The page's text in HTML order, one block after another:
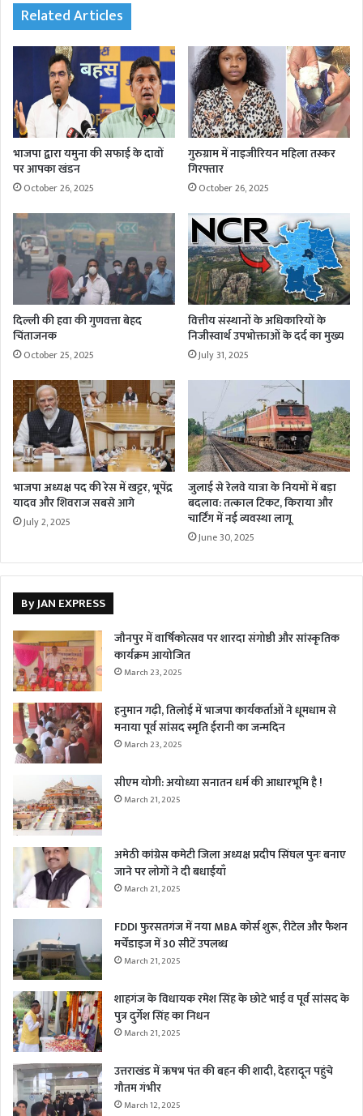
Related Articles
भाजपा द्वारा यमुना की सफाई के दावों
पर आपका खंडन
October 26, 2025
गुरुग्राम में नाइजीरियन महिला तस्कर
गिरफ्तार
October 26, 2025
दिल्ली की हवा की गुणवत्ता बेहद
चिंताजनक
October 25, 2025
वित्तीय संस्थानों के अधिकारियों के
निजीस्वार्थ उपभोक्ताओं के दर्द का मुख्य
July 31, 2025
भाजपा अध्यक्ष पद की रेस में खट्टर, भूपेंद्र
यादव और शिवराज सबसे आगे
July 2, 2025
जुलाई से रेलवे यात्रा के नियमों में बड़ा
बदलाव: तत्काल टिकट, किराया और
चार्टिंग में नई व्यवस्था लागू
June 30, 2025
By JAN EXPRESS
जौनपुर में वार्षिकोत्सव पर शारदा संगोष्ठी और सांस्कृतिक
कार्यक्रम आयोजित
March 23, 2025
हनुमान गढ़ी, तिलोई में भाजपा कार्यकर्ताओं ने धूमधाम से
मनाया पूर्व सांसद स्मृति ईरानी का जन्मदिन
March 23, 2025
सीएम योगी: अयोध्या सनातन धर्म की आधारभूमि है !
March 21, 2025
अमेठी कांग्रेस कमेटी जिला अध्यक्ष प्रदीप सिंघल पुनः बनाए
जाने पर लोगों ने दी बधाईयाँ
March 21, 2025
FDDI फुरसतगंज में नया MBA कोर्स शुरू, रीटेल और फैशन
मर्चेंडाइज में 30 सीटें उपलब्ध
March 21, 2025
शाहगंज के विधायक रमेश सिंह के छोटे भाई व पूर्व सांसद के
पुत्र दुर्गेश सिंह का निधन
March 21, 2025
उत्तराखंड में ऋषभ पंत की बहन की शादी, देहरादून पहुंचे
गौतम गंभीर
March 12, 2025